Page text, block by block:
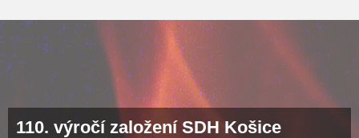
110. výročí založení SDH Košice